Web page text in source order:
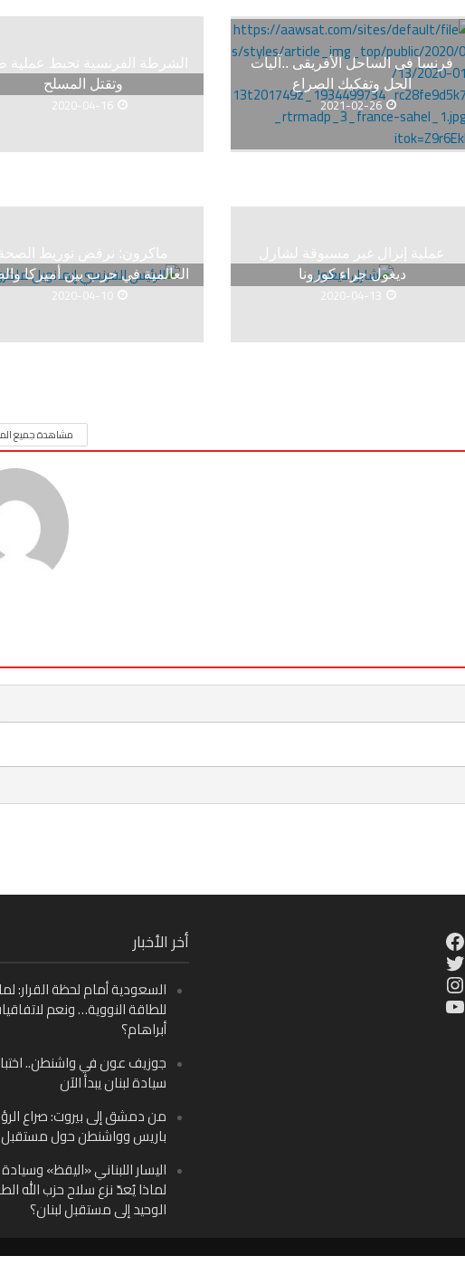
فرنسا فى الساحل الأفريقى ..آليات
الحل وتفكيك الصراع
2021-02-26
الشرطة الفرنسية تحبط عملية
وتقتل المسلح
2020-04-16
عملية إنزال غير مسبوقة لشارل
ديغول جراء كورونا
2020-04-13
ماكرون: نرفض توريط الصحة
العالمية في حرب بين أميركا
2020-04-10
مشاهدة جميع
أخر الأخبار
السعودية أمام لحظة القرار:
للطاقة النووية… ونعم
أبراهام؟
جوزيف عون في واشنطن..
سيادة لبنان يبدأ الآن
من دمشق إلى بيروت: صراع
باريس وواشنطن حول مستقبل
اليسار اللبناني «اليقظ»
لماذا يُعدّ نزع سلاح حزب الله
الوحيد إلى مستقبل لبنان؟
Facebook
Twitter
Instagram
YouTube